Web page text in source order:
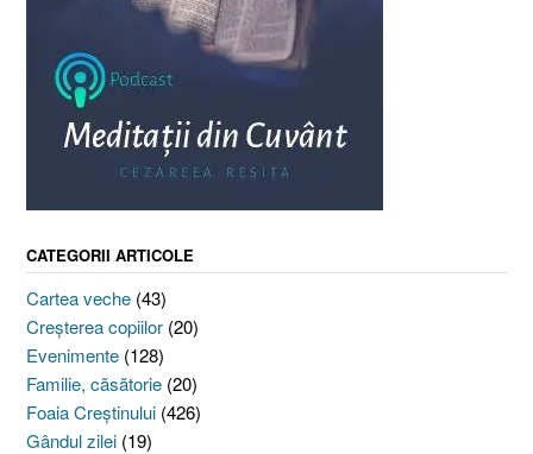
CATEGORII ARTICOLE
Cartea veche (43)
Creşterea copiilor (20)
Evenimente (128)
Familie, căsătorie (20)
Foaia Creştinului (426)
Gândul zilei (19)